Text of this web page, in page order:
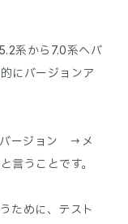
系から7.0系へバ
にバージョンア
ージョン → メ
言うことです。
ために、テスト